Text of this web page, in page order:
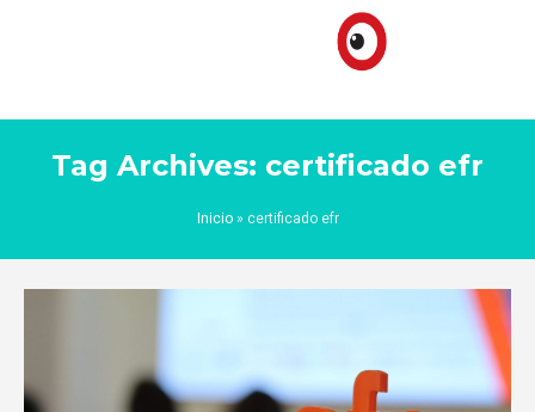
Tag Archives: certificado efr
Inicio» certificado efr